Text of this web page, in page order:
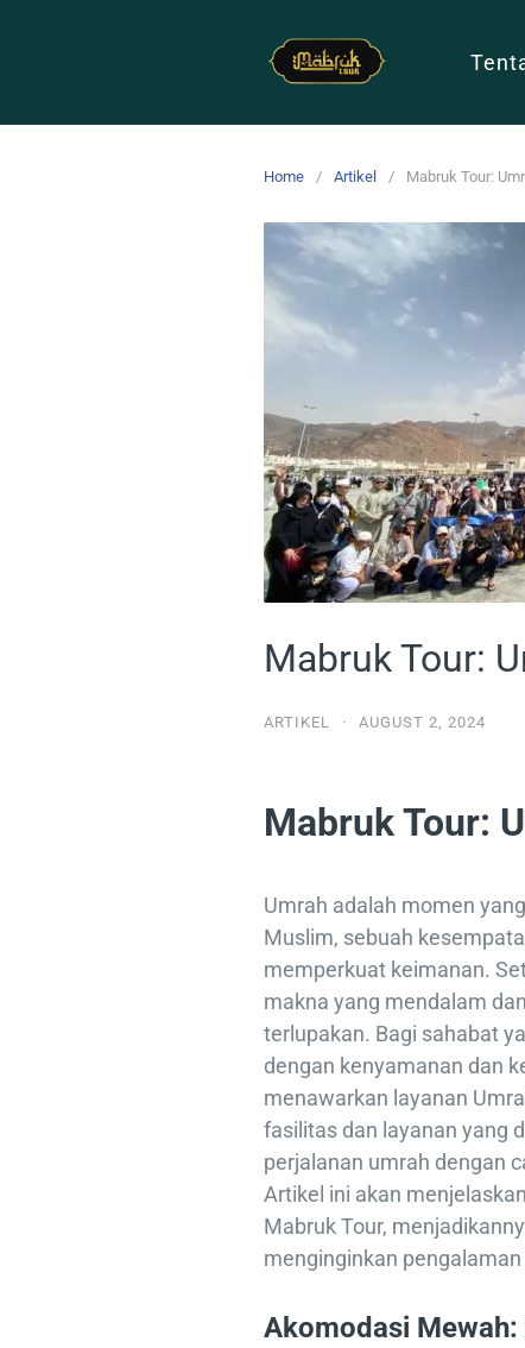
Home Artikel Mabruk Tour:
Mabruk Tour:
ARTIKEL · AUGUST 2, 2024
Mabruk Tour:
Umrah adalah momen
Muslim, sebuah
memperkuat keimanan.
makna yang mendalam
terlupakan. Bagi sahabat
dengan kenyamanan dan
menawarkan layanan
fasilitas dan layanan yang
perjalanan umrah dengan
Artikel ini akan
Mabruk Tour,
menginginkan
Akomodasi Mewah: